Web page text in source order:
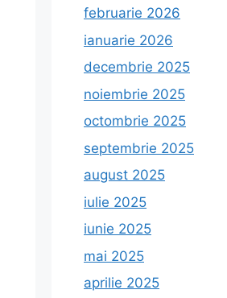
februarie 2026
ianuarie 2026
decembrie 2025
noiembrie 2025
octombrie 2025
septembrie 2025
august 2025
iulie 2025
iunie 2025
mai 2025
aprilie 2025